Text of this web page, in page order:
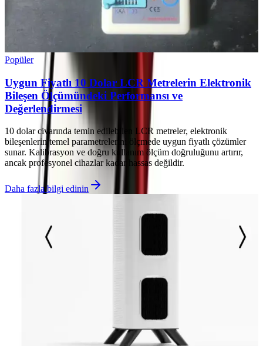
Popüler
Uygun Fiyatlı 10 Dolar LCR Metrelerin Elektronik
Bileşen Ölçümündeki Performansı ve
Değerlendirmesi
10 dolar civarında temin edilebilen LCR metreler, elektronik
bileşenlerin temel parametrelerini ölçmede uygun fiyatlı çözümler
sunar. Kalibrasyon ve doğru kullanım ölçüm doğruluğunu artırır,
ancak profesyonel cihazlar kadar hassas değildir.
Daha fazla bilgi edinin